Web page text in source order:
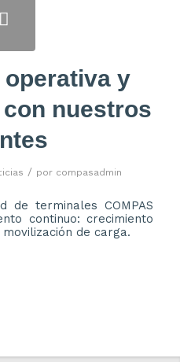
y
nuestros
/ por compasadmin
terminales COMPAS
continuo: crecimiento
de carga.